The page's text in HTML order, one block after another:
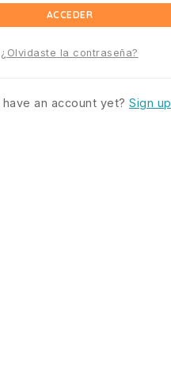
ACCEDER
¿Olvidaste la contraseña?
an account yet? Sign up